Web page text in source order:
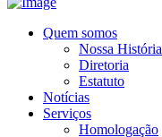
Quem somos
Nossa História
Diretoria
Estatuto
Notícias
Serviços
Homologação